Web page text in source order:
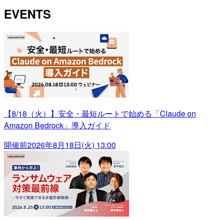
EVENTS
【8/18（火）】安全・最短ルートで始める「Claude on
Amazon Bedrock」導入ガイド
開催前2026年8月18日(火) 13:00